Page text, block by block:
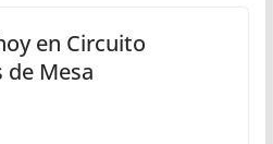
en Circuito
de Mesa